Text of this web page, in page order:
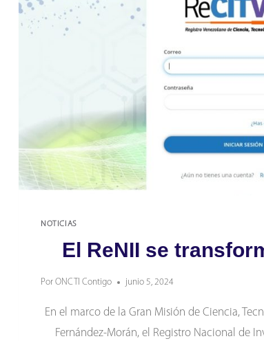
NOTICIAS
El ReNII se
Por ONCTI Contigo junio 5, 2024
En el marco de la Gran Misión de Ciencia,
Fernández-Morán, el Registro Nacional de